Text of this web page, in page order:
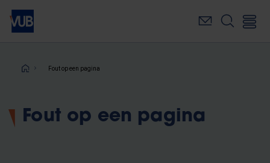
Overslaan
naar
inhoudKruimelpad
Fout op een pagina
Fout op een pagina